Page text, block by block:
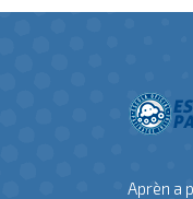
Aprèn a